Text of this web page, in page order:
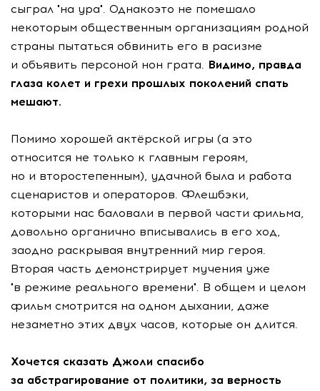
сыграл "на ура". Однакоэто не помешало
некоторым общественным организациям родной
страны пытаться обвинить его в расизме
и объявить персоной нон грата. Видимо, правда
глаза колет и грехи прошлых поколений спать
мешают.
Помимо хорошей актёрской игры (а это
относится не только к главным героям,
но и второстепенным), удачной была и работа
сценаристов и операторов. Флешбэки,
которыми нас баловали в первой части фильма,
довольно органично вписывались в его ход,
заодно раскрывая внутренний мир героя.
Вторая часть демонстрирует мучения уже
"в режиме реального времени". В общем и целом
фильм смотрится на одном дыхании, даже
незаметно этих двух часов, которые он длится.
Хочется сказать Джоли спасибо
за абстрагирование от политики, за верность